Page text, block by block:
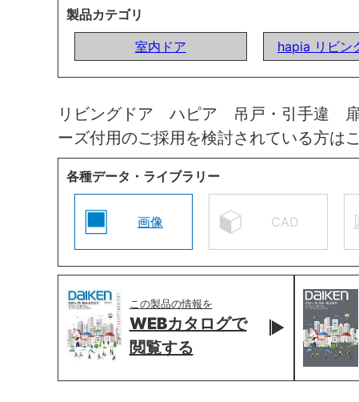
製品カテゴリ
室内ドア
hapia リビン
リビングドア ハピア 吊戸・引手違
ーズ付用のご採用を検討されている方は
各種データ・ライブラリー
画像 CAD
この製品の情報を
WEBカタログで
閲覧する